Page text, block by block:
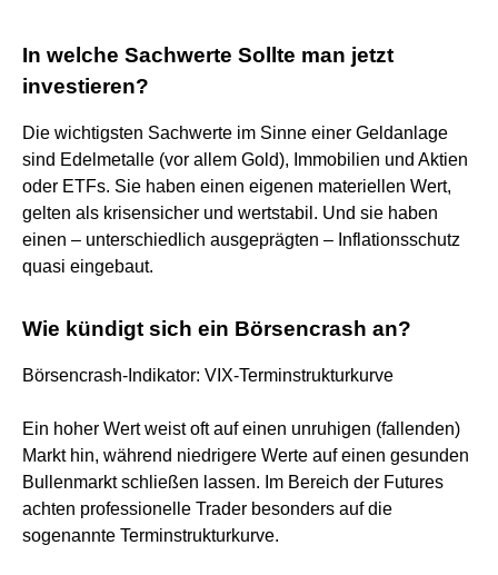
In welche Sachwerte Sollte man jetzt
investieren?
Die wichtigsten Sachwerte im Sinne einer Geldanlage
sind Edelmetalle (vor allem Gold), Immobilien und Aktien
oder ETFs. Sie haben einen eigenen materiellen Wert,
gelten als krisensicher und wertstabil. Und sie haben
einen – unterschiedlich ausgeprägten – Inflationsschutz
quasi eingebaut.
Wie kündigt sich ein Börsencrash an?
Börsencrash-Indikator: VIX-Terminstrukturkurve
Ein hoher Wert weist oft auf einen unruhigen (fallenden)
Markt hin, während niedrigere Werte auf einen gesunden
Bullenmarkt schließen lassen. Im Bereich der Futures
achten professionelle Trader besonders auf die
sogenannte Terminstrukturkurve.